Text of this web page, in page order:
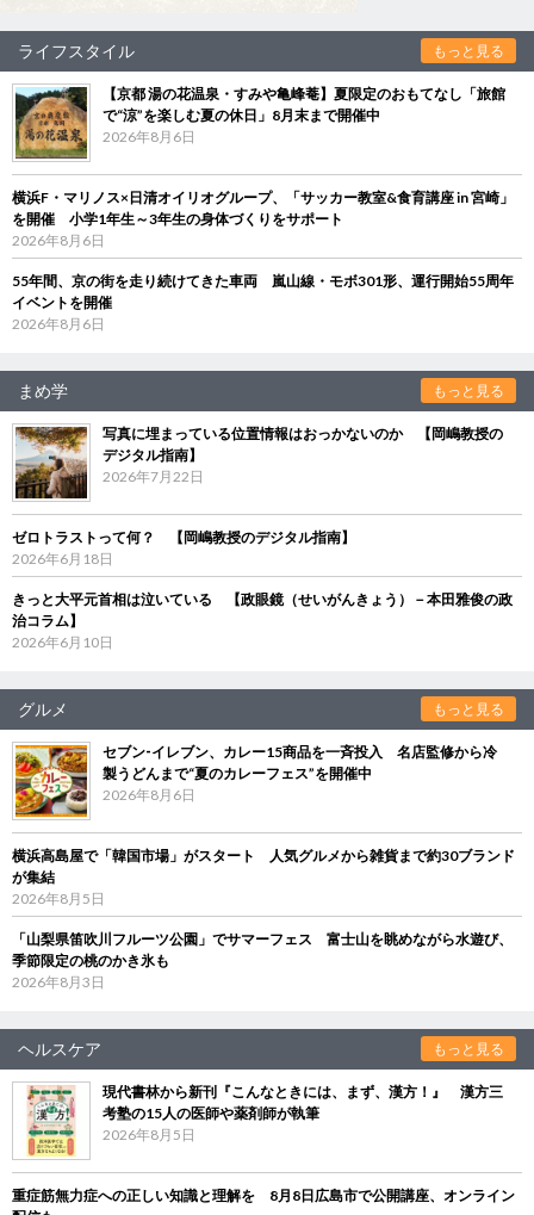
ライフスタイル もっと見る
【京都 湯の花温泉・すみや亀峰菴】夏限定のおもてなし「旅館
で“涼”を楽しむ夏の休日」8月末まで開催中
2026年8月6日
横浜F・マリノス×日清オイリオグループ、「サッカー教室&食育講座 in 宮崎」
を開催 小学1年生～3年生の身体づくりをサポート
2026年8月6日
55年間、京の街を走り続けてきた車両 嵐山線・モボ301形、運行開始55周年
イベントを開催
2026年8月6日
まめ学 もっと見る
写真に埋まっている位置情報はおっかないのか 【岡嶋教授の
デジタル指南】
2026年7月22日
ゼロトラストって何？ 【岡嶋教授のデジタル指南】
2026年6月18日
きっと大平元首相は泣いている 【政眼鏡（せいがんきょう）－本田雅俊の政
治コラム】
2026年6月10日
グルメ もっと見る
セブン‐イレブン、カレー15商品を一斉投入 名店監修から冷
製うどんまで“夏のカレーフェス”を開催中
2026年8月6日
横浜高島屋で「韓国市場」がスタート 人気グルメから雑貨まで約30ブランド
が集結
2026年8月5日
「山梨県笛吹川フルーツ公園」でサマーフェス 富士山を眺めながら水遊び、
季節限定の桃のかき氷も
2026年8月3日
ヘルスケア もっと見る
現代書林から新刊『こんなときには、まず、漢方！』 漢方三
考塾の15人の医師や薬剤師が執筆
2026年8月5日
重症筋無力症への正しい知識と理解を 8月8日広島市で公開講座、オンライン